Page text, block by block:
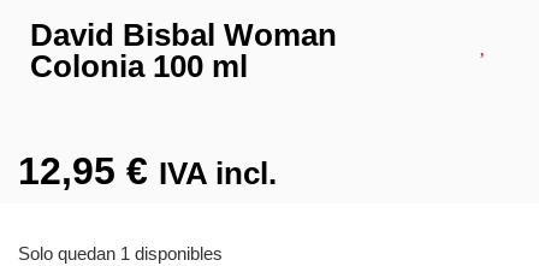
David Bisbal Woman
Colonia 100 ml
12,95 € IVA incl.
Solo quedan 1 disponibles